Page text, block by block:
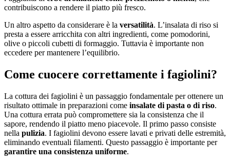
contribuiscono a rendere il piatto più fresco.
Un altro aspetto da considerare è la versatilità. L’insalata di riso si
presta a essere arricchita con altri ingredienti, come pomodorini,
olive o piccoli cubetti di formaggio. Tuttavia è importante non
eccedere per mantenere l’equilibrio.
Come cuocere correttamente i fagiolini?
La cottura dei fagiolini è un passaggio fondamentale per ottenere un
risultato ottimale in preparazioni come insalate di pasta o di riso.
Una cottura errata può compromettere sia la consistenza che il
sapore, rendendo il piatto meno piacevole. Il primo passo consiste
nella pulizia. I fagiolini devono essere lavati e privati delle estremità,
eliminando eventuali filamenti. Questo passaggio è importante per
garantire una consistenza uniforme.